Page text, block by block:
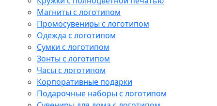
Магниты с логотипом
Промосувениры с логотипом
Одежда с логотипом
Сумки с логотипом
Зонты с логотипом
Часы с логотипом
Корпоративные подарки
Подарочные наборы с логотипом